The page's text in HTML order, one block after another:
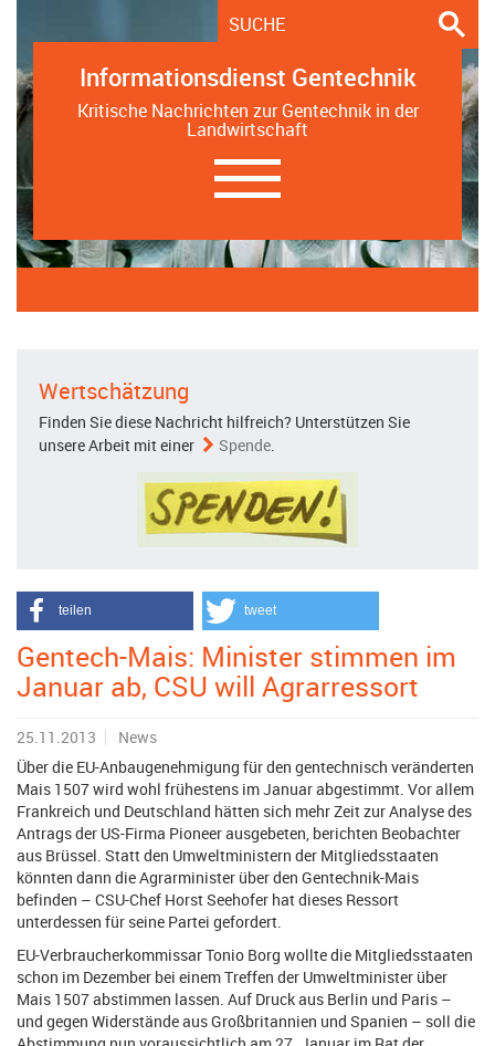
Informationsdienst Gentechnik
Kritische Nachrichten zur Gentechnik in der
Landwirtschaft
Navigation
ein-/ausblenden
Wertschätzung
Finden Sie diese Nachricht hilfreich? Unterstützen Sie
unsere Arbeit mit einer
Spende.
teilen tweet
Gentech-Mais: Minister stimmen im
Januar ab, CSU will Agrarressort
25.11.2013
News
Über die EU-Anbaugenehmigung für den gentechnisch veränderten
Mais 1507 wird wohl frühestens im Januar abgestimmt. Vor allem
Frankreich und Deutschland hätten sich mehr Zeit zur Analyse des
Antrags der US-Firma Pioneer ausgebeten, berichten Beobachter
aus Brüssel. Statt den Umweltministern der Mitgliedsstaaten
könnten dann die Agrarminister über den Gentechnik-Mais
befinden – CSU-Chef Horst Seehofer hat dieses Ressort
unterdessen für seine Partei gefordert.
EU-Verbraucherkommissar Tonio Borg wollte die Mitgliedsstaaten
schon im Dezember bei einem Treffen der Umweltminister über
Mais 1507 abstimmen lassen. Auf Druck aus Berlin und Paris –
und gegen Widerstände aus Großbritannien und Spanien – soll die